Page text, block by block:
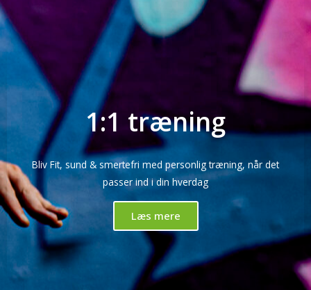
1:1 træning
Bliv Fit, sund & smertefri med personlig træning, når det
passer ind i din hverdag
Læs mere